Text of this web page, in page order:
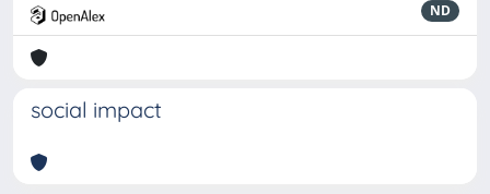
ND
social impact